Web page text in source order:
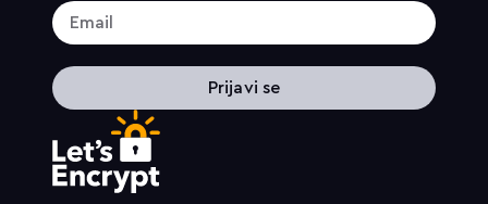
Prijavi se